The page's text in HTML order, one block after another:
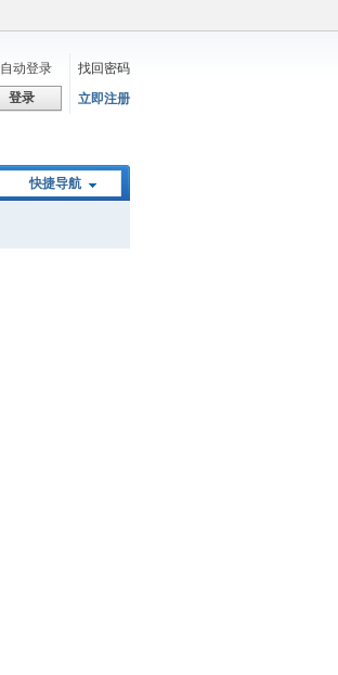
自动登录
找回密码
登录 立即注册
快捷导航